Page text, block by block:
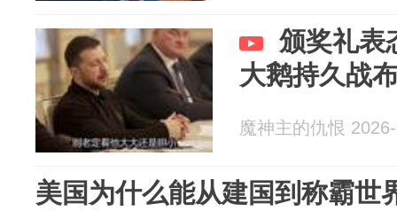
颁奖礼表
大鹅持久战
魔神主的仇恨
美国为什么能从建国到称霸世